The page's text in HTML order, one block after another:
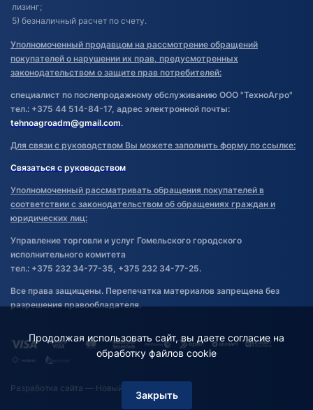
лизинг;
5) безналичный расчет по счету.
Уполномоченный продавцом на рассмотрение обращений
покупателей о нарушении их прав, предусмотренных
законодательством о защите прав потребителей:
специалист по послепродажному обслуживанию ООО "ТехноАгро"
тел.: +375 44 514-84-17, адрес электронной почты:
tehnoagroadm@gmail.com.
Для связи с руководством Вы можете заполнить форму по ссылке:
Связаться с руководством
Уполномоченный рассматривать обращения покупателей в
соответствии с законодательством об обращениях граждан и
юридических лиц:
Управление торговли и услуг Гомельского городского
исполнительного комитета
тел.: +375 232 34-77-35, +375 232 34-77-25.
Все права защищены. Перепечатка материалов запрещена без
разрешения правообладателя.
Разработка сайта — Новый Сайт
Продолжая использовать сайт, вы даете согласие на
обработку файлов cookie
Закрыть